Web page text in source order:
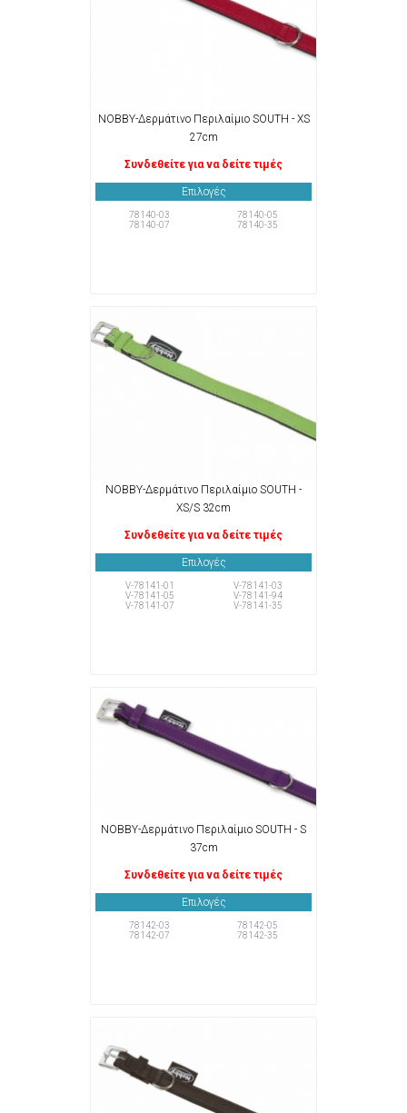
NOBBY-Δερμάτινο Περιλαίμιο SOUTH - XS
27cm
Συνδεθείτε για να δείτε τιμές
Επιλογές
78140-03
78140-05
78140-07
78140-35
NOBBY-Δερμάτινο Περιλαίμιο SOUTH -
XS/S 32cm
Συνδεθείτε για να δείτε τιμές
Επιλογές
V-78141-01
V-78141-03
V-78141-05
V-78141-94
V-78141-07
V-78141-35
NOBBY-Δερμάτινο Περιλαίμιο SOUTH - S
37cm
Συνδεθείτε για να δείτε τιμές
Επιλογές
78142-03
78142-05
78142-07
78142-35